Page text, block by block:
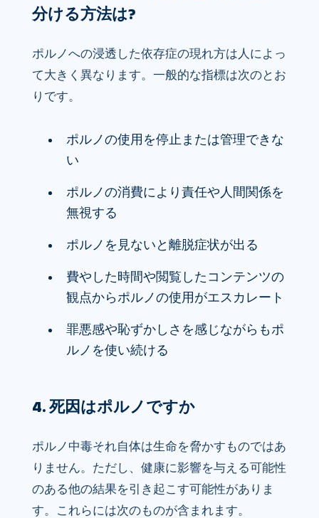
分ける方法は?
ポルノへの浸透した依存症の現れ方は人によっ
て大きく異なります。一般的な指標は次のとお
りです。
ポルノの使用を停止または管理できな
い
ポルノの消費により責任や人間関係を
無視する
ポルノを見ないと離脱症状が出る
費やした時間や閲覧したコンテンツの
観点からポルノの使用がエスカレート
罪悪感や恥ずかしさを感じながらもポ
ルノを使い続ける
4. 死因はポルノですか
ポルノ中毒それ自体は生命を脅かすものではあ
りません。ただし、健康に影響を与える可能性
のある他の結果を引き起こす可能性がありま
す。これらには次のものが含まれます。